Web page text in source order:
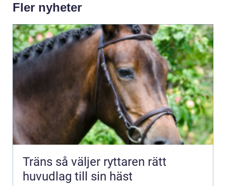
Fler nyheter
Träns så väljer ryttaren rätt
huvudlag till sin häst